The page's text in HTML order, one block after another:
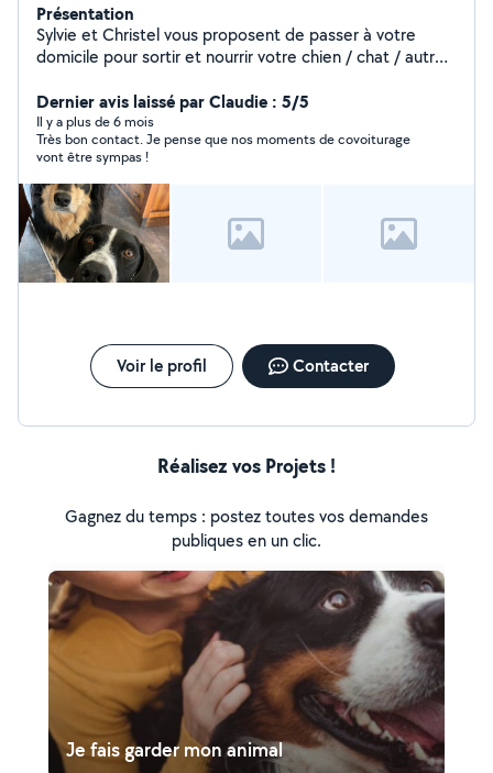
Présentation
Sylvie et Christel vous proposent de passer à votre
domicile pour sortir et nourrir votre chien / chat / autres
Dernier avis laissé par Claudie : 5/5
Il y a plus de 6 mois
Très bon contact. Je pense que nos moments de covoiturage
vont être sympas !
Voir le profil Contacter
Réalisez vos Projets !
Gagnez du temps : postez toutes vos demandes
publiques en un clic.
Je fais garder mon animal